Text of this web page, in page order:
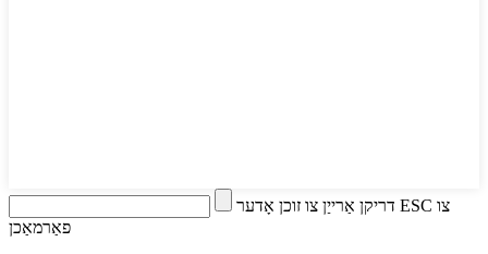
דריקן אַרייַן צו זוכן אָדער ESC צו
פאַרמאַכן